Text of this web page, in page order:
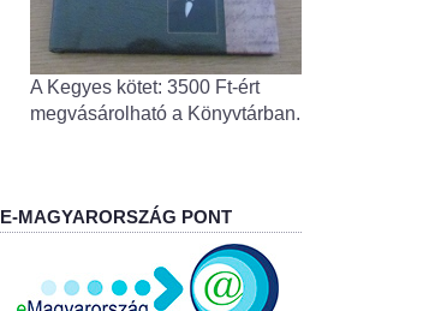
A Kegyes kötet: 3500 Ft-ért
megvásárolható a Könyvtárban.
E-MAGYARORSZÁG PONT